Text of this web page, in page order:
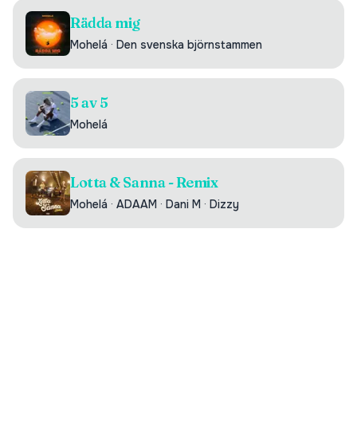
Rädda mig
Mohelá · Den svenska björnstammen
5 av 5
Mohelá
Lotta & Sanna - Remix
Mohelá · ADAAM · Dani M · Dizzy